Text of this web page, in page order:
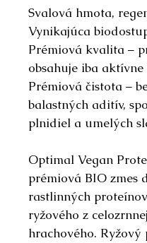
Svalová hmota,
Vynikajúca
Prémiová kvalita –
obsahuje iba
Prémiová čistota –
balastných aditív,
plnidiel a umelých
Optimal Vegan
prémiová BIO zmes
rastlinných
ryžového z
hrachového. Ryžový